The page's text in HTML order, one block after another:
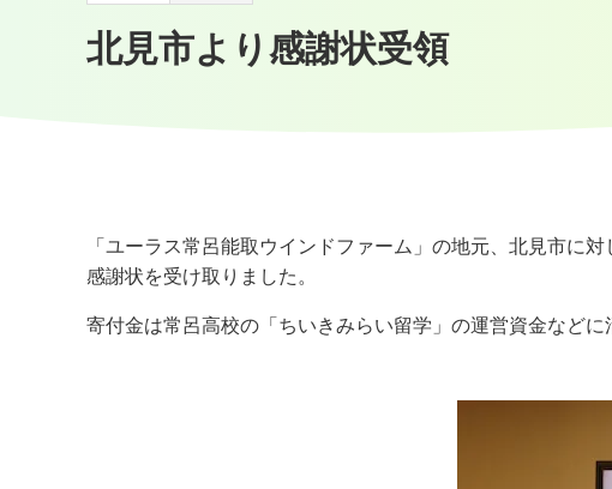
北見市より感謝状受領
「ユーラス常呂能取ウインドファーム」の地元、北見市に
感謝状を受け取りました。
寄付金は常呂高校の「ちいきみらい留学」の運営資金などに